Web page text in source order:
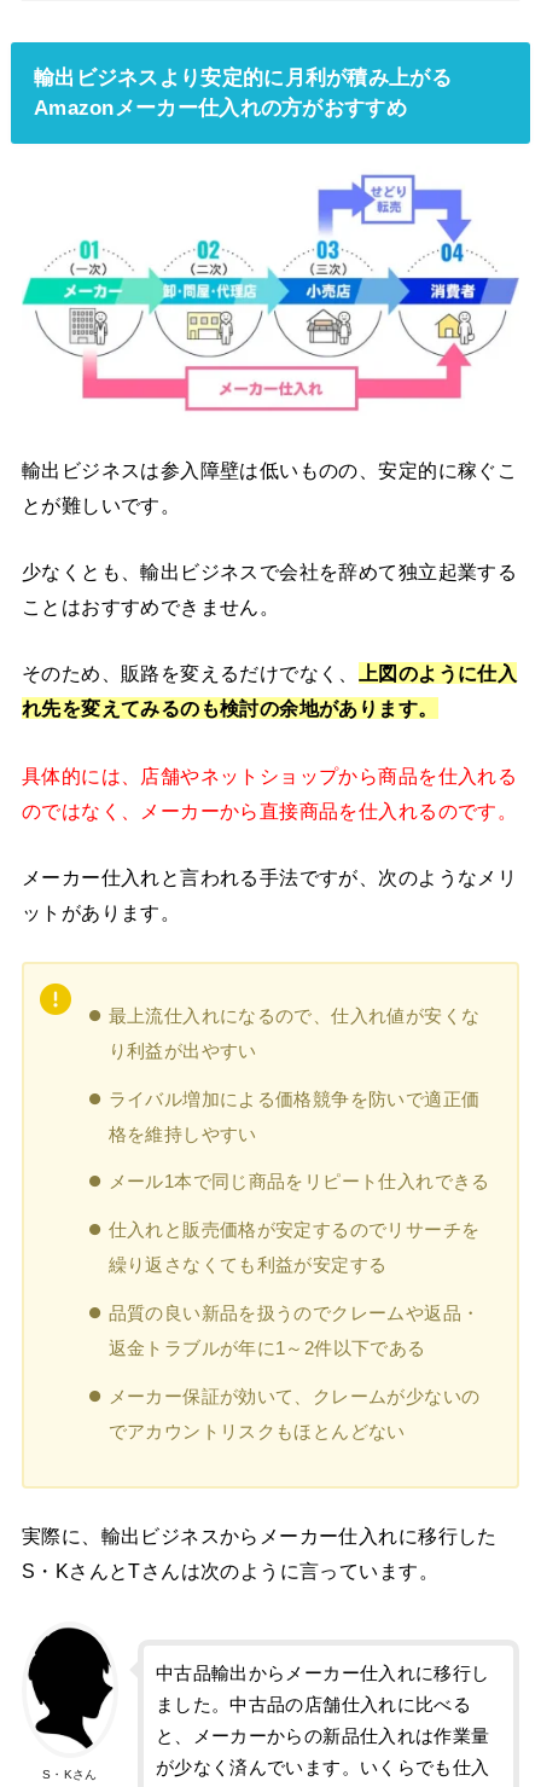
輸出ビジネスより安定的に月利が積み上がる
Amazonメーカー仕入れの方がおすすめ
輸出ビジネスは参入障壁は低いものの、安定的に稼ぐこ
とが難しいです。
少なくとも、輸出ビジネスで会社を辞めて独立起業する
ことはおすすめできません。
そのため、販路を変えるだけでなく、 上 図のように仕入
れ先を変えてみるのも検討の余地があります。
具体的には、店舗やネットショップから商品を仕入れる
のではなく、メーカーから直接商品を仕入れるのです。
メーカー仕入れと言われる手法ですが、次のようなメリ
ットがあります。
最上流仕入れになるので、仕入れ値が安くな
り利益が出やすい
ライバル増加による価格競争を防いで適正価
格を維持しやすい
メール1本で同じ商品をリピート仕入れできる
仕入れと販売価格が安定するのでリサーチを
繰り返さなくても利益が安定する
品質の良い新品を扱うのでクレームや返品・
返金トラブルが年に1～2件以下である
メーカー保証が効いて、クレームが少ないの
でアカウントリスクもほとんどない
実際に、輸出ビジネスからメーカー仕入れに移行した
S・KさんとTさんは次のように言っています。
S・Kさん
中古品輸出からメーカー仕入れに移行し
ました。中古品の店舗仕入れに比べる
と、メーカーからの新品仕入れは作業量
が少なく済んでいます。いくらでも仕入